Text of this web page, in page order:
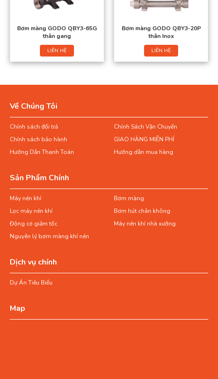
Bơm màng GODO QBY3-65G
thân gang
LIÊN HỆ
Bơm màng GODO QBY3-20P
thân Inox
LIÊN HỆ
Về Chúng Tôi
Chính sách đổi trả
Chính Sách Vận Chuyển
Chính sách bảo hành
GIAO HÀNG MIỄN PHÍ
Hướng Dẫn Thanh Toán
Hướng dẫn mua hàng
Sản Phẩm Chính
Máy nén khí
Bơm màng
Lọc máy nén khí
Bơm hút chân không
Động cơ giảm tốc
Máy nén khí nhà xưởng
Nguyên lý bơm màng khí nén
Dịch vụ chính
Dự Án Tiêu Biểu
Map